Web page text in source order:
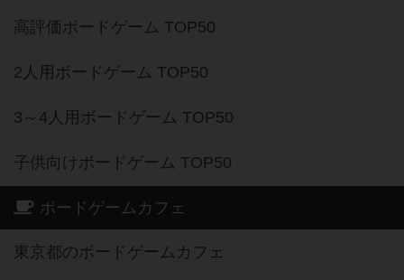
高評価ボードゲーム TOP50
2人用ボードゲーム TOP50
3～4人用ボードゲーム TOP50
子供向けボードゲーム TOP50
ボードゲームカフェ
東京都のボードゲームカフェ